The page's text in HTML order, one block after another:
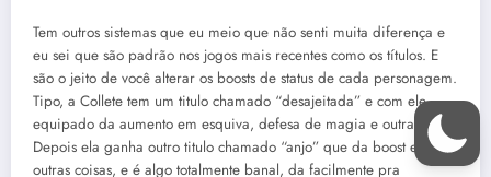
Tem outros sistemas que eu meio que não senti muita diferença e
eu sei que são padrão nos jogos mais recentes como os títulos. E
são o jeito de você alterar os boosts de status de cada personagem.
Tipo, a Collete tem um titulo chamado “desajeitada” e com ele
equipado da aumento em esquiva, defesa de magia e outra coisa.
Depois ela ganha outro titulo chamado “anjo” que da boost em
outras coisas, e é algo totalmente banal, da facilmente pra